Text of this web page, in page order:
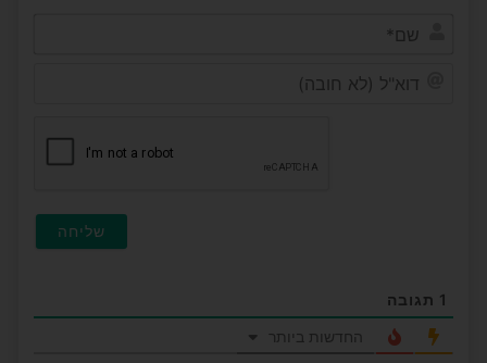
1 תגובה
החדשות ביותר